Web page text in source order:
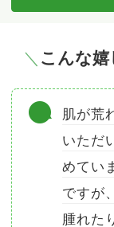
こんな嬉
肌が荒
いただ
めてい
ですが
腫れた